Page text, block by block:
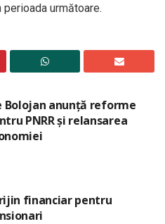
următoare.
Bolojan anunță reforme
PNRR și relansarea
financiar pentru